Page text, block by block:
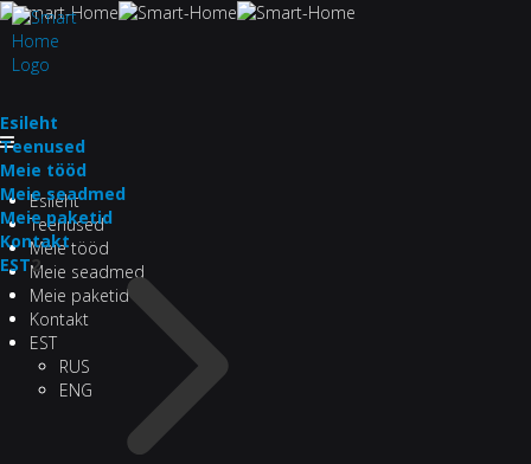
Esileht
Teenused
Meie tööd
Meie seadmed
Meie paketid
Kontakt
EST
RUS
ENG
Esileht
Teenused
Meie tööd
Meie seadmed
Meie paketid
Kontakt
EST2